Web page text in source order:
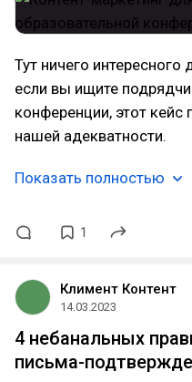
Тут ничего интересного
если вы ищите
конференции, этот
нашей адекватности.
Показать полностью
1
Климент Контент
14.03.2023
4 небанальных
письма-